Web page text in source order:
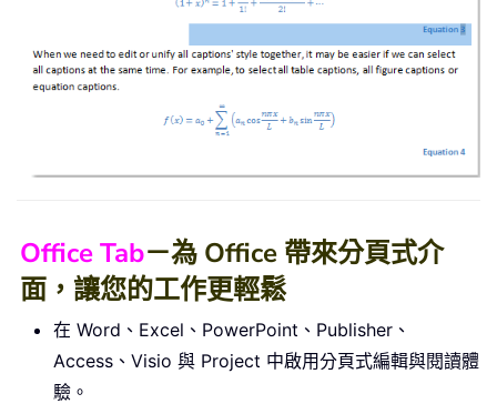
Office Tab－為 Office 帶來分頁式介
面，讓您的工作更輕鬆
在 Word、Excel、PowerPoint、Publisher、
Access、Visio 與 Project 中啟用分頁式編輯與閱讀體
驗。